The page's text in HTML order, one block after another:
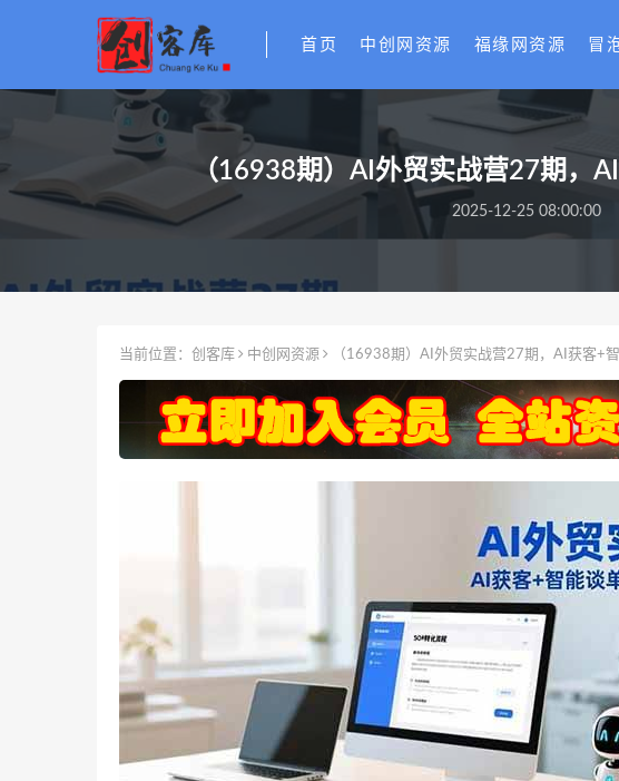
首页 中创网资源 福缘网资源 冒
（16938期）AI外贸实战营27期，
2025-12-25 08:00:00
当前位置： 创客库 中创网资源 （16938期）AI外贸实战营27期，AI获客+